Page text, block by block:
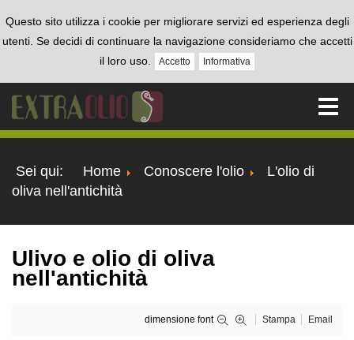
Questo sito utilizza i cookie per migliorare servizi ed esperienza degli
utenti. Se decidi di continuare la navigazione consideriamo che accetti
il loro uso.
Accetto Informativa
Sei qui: Home Conoscere l'olio
L'olio di
oliva nell'antichità
Ulivo e olio di oliva
nell'antichità
dimensione font Stampa Email